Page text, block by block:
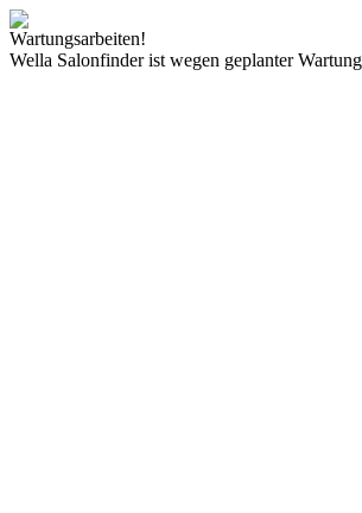
Wartungsarbeiten!
Wella Salonfinder ist wegen geplanter